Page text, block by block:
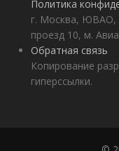
Политика
г. Москва, ЮВАО,
проезд 10, м.
Обратная связь
Копирование
гиперссылки.